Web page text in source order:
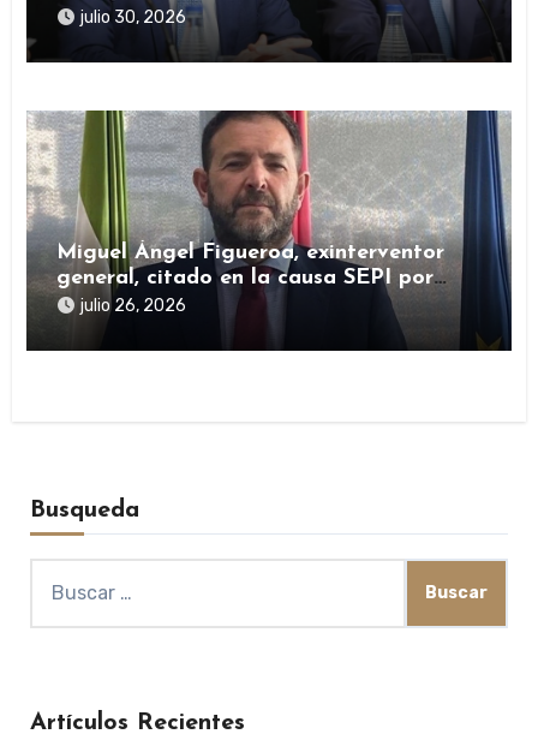
pandemia sigue abierta
julio 30, 2026
Miguel Ángel Figueroa, exinterventor
general, citado en la causa SEPI por
presuntas irregularidades en ayudas
julio 26, 2026
Busqueda
Artículos Recientes